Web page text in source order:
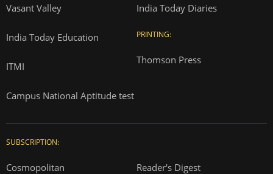
Vasant Valley
India Today Education
ITMI
Campus National Aptitude test
India Today Diaries
PRINTING:
Thomson Press
SUBSCRIPTION:
Cosmopolitan Reader's Digest